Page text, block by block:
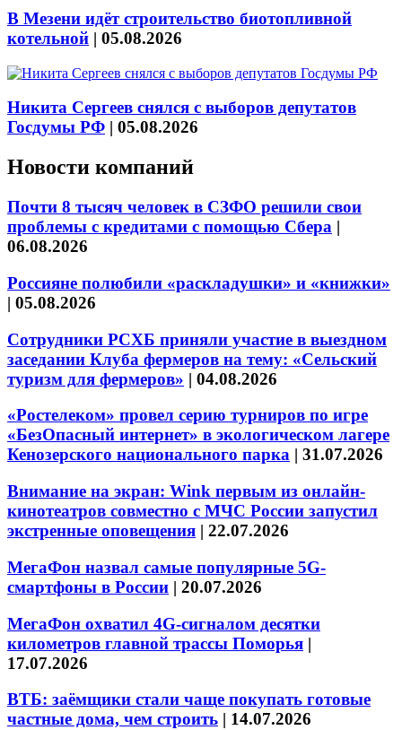
В Мезени идёт строительство биотопливной
котельной | 05.08.2026
Никита Сергеев снялся с выборов депутатов
Госдумы РФ | 05.08.2026
Новости компаний
Почти 8 тысяч человек в СЗФО решили свои
проблемы с кредитами с помощью Сбера |
06.08.2026
Россияне полюбили «раскладушки» и «книжки»
| 05.08.2026
Сотрудники РСХБ приняли участие в выездном
заседании Клуба фермеров на тему: «Сельский
туризм для фермеров» | 04.08.2026
«Ростелеком» провел серию турниров по игре
«БезОпасный интернет» в экологическом лагере
Кенозерского национального парка | 31.07.2026
Внимание на экран: Wink первым из онлайн-
кинотеатров совместно с МЧС России запустил
экстренные оповещения | 22.07.2026
МегаФон назвал самые популярные 5G-
смартфоны в России | 20.07.2026
МегаФон охватил 4G-сигналом десятки
километров главной трассы Поморья |
17.07.2026
ВТБ: заёмщики стали чаще покупать готовые
частные дома, чем строить | 14.07.2026